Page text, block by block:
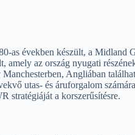
as években készült, a Midland
amely az ország nyugati
Angliában
utas- és áruforgalom
stratégiáját a korszerűsítésre.